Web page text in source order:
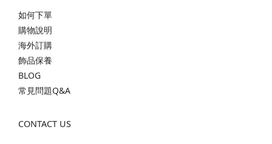
如何下單
購物說明
海外訂購
飾品保養
BLOG
常見問題Q&A
CONTACT US